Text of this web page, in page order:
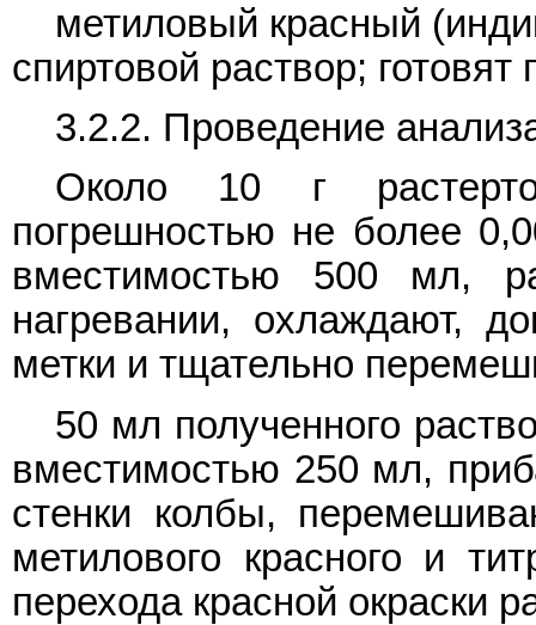
метиловый красный
спиртовой раствор;
3.2.2. Проведение
Около 10 г
погрешностью не более
вместимостью 500 мл,
нагревании, охлаждают,
метки и тщательно
50 мл полученного
вместимостью 250 мл,
стенки колбы,
метилового красного и
перехода красной окраски